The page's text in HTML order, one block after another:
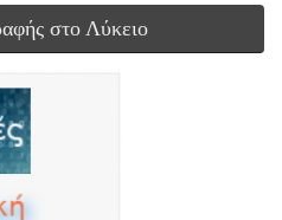
στο Λύκειο